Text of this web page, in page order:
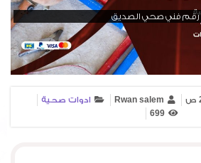
رقم فني صحي الصديق
Rwan salem
ادوات صحية